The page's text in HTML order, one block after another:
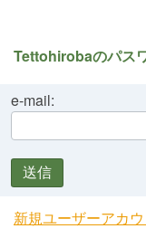
Tettohirobaのパス
e-mail:
送信
新規ユーザーアカ